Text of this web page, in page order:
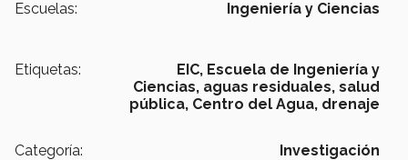
Escuelas: Ingeniería y Ciencias
Etiquetas: EIC, Escuela de Ingeniería y
Ciencias, aguas residuales, salud
pública, Centro del Agua, drenaje
Categoría: Investigación